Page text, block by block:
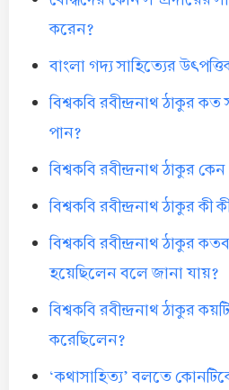
করেন?
বাংলা গদ্য সাহিত্যের
বিশ্বকবি রবীন্দ্রনাথ ঠাকুর
পান?
বিশ্বকবি রবীন্দ্রনাথ ঠাকুর
বিশ্বকবি রবীন্দ্রনাথ ঠাকুর কী
বিশ্বকবি রবীন্দ্রনাথ ঠাকুর
হয়েছিলেন বলে জানা যায়?
বিশ্বকবি রবীন্দ্রনাথ ঠাকুর
করেছিলেন?
‘কথাসাহিত্য’ বলতে